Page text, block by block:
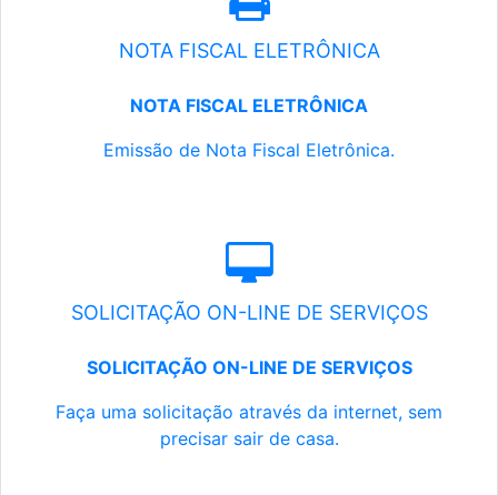
NOTA FISCAL ELETRÔNICA
NOTA FISCAL ELETRÔNICA
Emissão de Nota Fiscal Eletrônica.
SOLICITAÇÃO ON-LINE DE SERVIÇOS
SOLICITAÇÃO ON-LINE DE SERVIÇOS
Faça uma solicitação através da internet, sem
precisar sair de casa.